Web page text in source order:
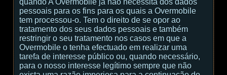
quando A Overmobile já não necessita dos dados
pessoais para os fins para os quais a Overmobile
tem processou-o. Tem o direito de se opor ao
tratamento dos seus dados pessoais e também
restringir o seu tratamento nos casos em que a
Overmobile o tenha efectuado em realizar uma
tarefa de interesse público ou, quando necessário,
para o nosso interesse legítimo sempre que não